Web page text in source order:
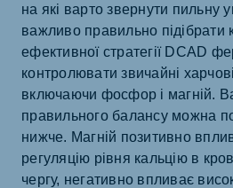
на які варто звернути пильну
важливо правильно підібрати
ефективної стратегії DCAD
контролювати звичайні
включаючи фосфор і магній.
правильного балансу можна
нижче. Магній позитивно
регуляцію рівня кальцію в
чергу, негативно впливає